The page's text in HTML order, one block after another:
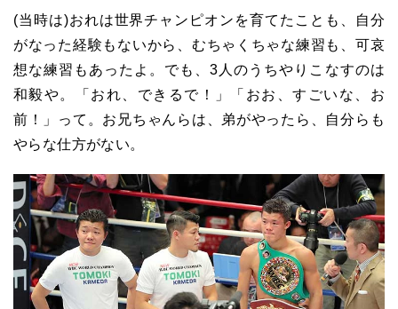
(当時は)おれは世界チャンピオンを育てたことも、自分
がなった経験もないから、むちゃくちゃな練習も、可哀
想な練習もあったよ。でも、3人のうちやりこなすのは
和毅や。「おれ、できるで！」「おお、すごいな、お
前！」って。お兄ちゃんらは、弟がやったら、自分らも
やらな仕方がない。